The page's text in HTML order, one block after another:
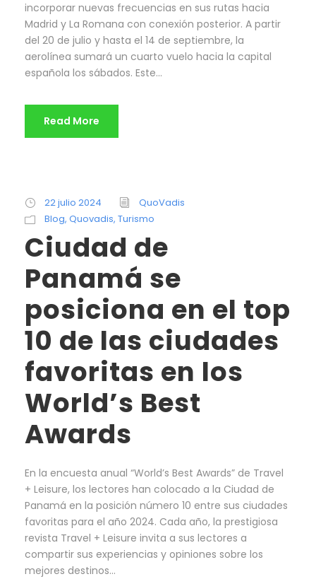
incorporar nuevas frecuencias en sus rutas hacia
Madrid y La Romana con conexión posterior. A partir
del 20 de julio y hasta el 14 de septiembre, la
aerolínea sumará un cuarto vuelo hacia la capital
española los sábados. Este...
Read More
22 julio 2024
QuoVadis
Blog, Quovadis, Turismo
Ciudad de
Panamá se
posiciona en el top
10 de las ciudades
favoritas en los
World’s Best
Awards
En la encuesta anual “World’s Best Awards” de Travel
+ Leisure, los lectores han colocado a la Ciudad de
Panamá en la posición número 10 entre sus ciudades
favoritas para el año 2024. Cada año, la prestigiosa
revista Travel + Leisure invita a sus lectores a
compartir sus experiencias y opiniones sobre los
mejores destinos...